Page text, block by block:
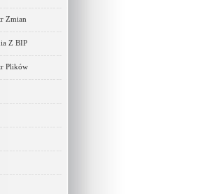
Zmian
Z BIP
Plików